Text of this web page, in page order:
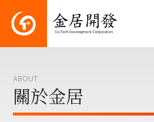
ABOUT
關於金居